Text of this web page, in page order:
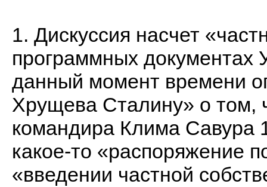
1. Дискуссия насчет
программных
данный момент времени
Хрущева Сталину» о том,
командира Клима Савура
какое-то «распоряжение
«введении частной